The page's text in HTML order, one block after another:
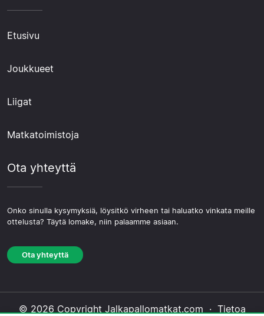
Etusivu
Joukkueet
Liigat
Matkatoimistoja
Ota yhteyttä
Onko sinulla kysymyksiä, löysitkö virheen tai haluatko vinkata meille
ottelusta? Täytä lomake, niin palaamme asiaan.
Ota yhteyttä
© 2026 Copyright Jalkapallomatkat.com · Tietoa